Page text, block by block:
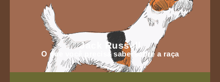
Jack Russell
O que você precisa sabersobre a raça